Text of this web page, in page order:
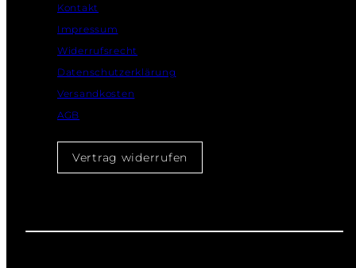
Kontakt
Impressum
Widerrufsrecht
Datenschutzerklärung
Versandkosten
AGB
Vertrag widerrufen